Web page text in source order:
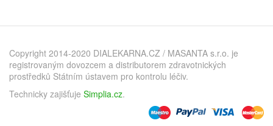
Copyright 2014-2020 DIALEKARNA.CZ / MASANTA s.r.o. je
registrovaným dovozcem a distributorem zdravotnických
prostředků Státním ústavem pro kontrolu léčiv.
Technicky zajišťuje Simplia.cz.